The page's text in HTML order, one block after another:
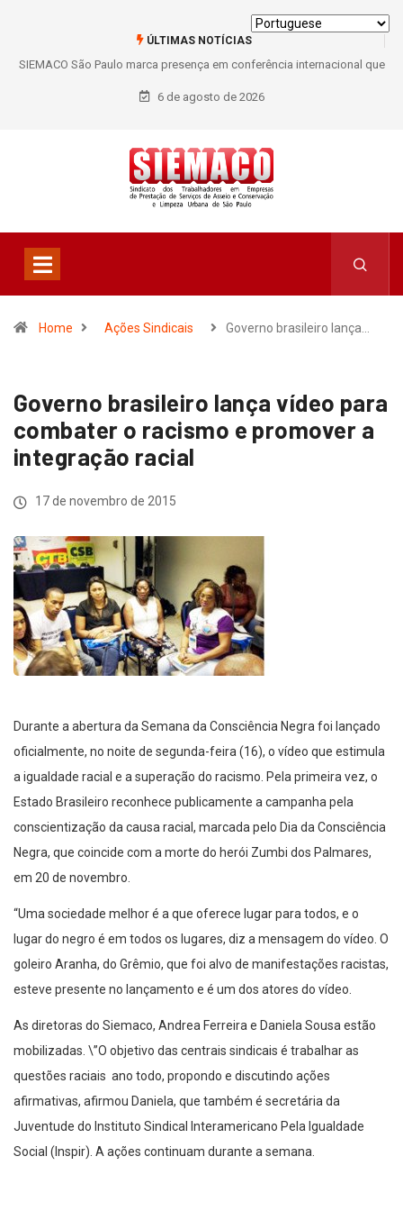
ÚLTIMAS NOTÍCIAS
SIEMACO São Paulo marca presença em conferência internacional que
debate os desafios do setor de limpeza e segurança
6 de agosto de 2026
Home Ações Sindicais Governo brasileiro lança…
Governo brasileiro lança vídeo para
combater o racismo e promover a
integração racial
17 de novembro de 2015
Durante a abertura da Semana da Consciência Negra foi lançado
oficialmente, no noite de segunda-feira (16), o vídeo que estimula
a igualdade racial e a superação do racismo. Pela primeira vez, o
Estado Brasileiro reconhece publicamente a campanha pela
conscientização da causa racial, marcada pelo Dia da Consciência
Negra, que coincide com a morte do herói Zumbi dos Palmares,
em 20 de novembro.
“Uma sociedade melhor é a que oferece lugar para todos, e o
lugar do negro é em todos os lugares, diz a mensagem do vídeo. O
goleiro Aranha, do Grêmio, que foi alvo de manifestações racistas,
esteve presente no lançamento e é um dos atores do vídeo.
As diretoras do Siemaco, Andrea Ferreira e Daniela Sousa estão
mobilizadas. \”O objetivo das centrais sindicais é trabalhar as
questões raciais ano todo, propondo e discutindo ações
afirmativas, afirmou Daniela, que também é secretária da
Juventude do Instituto Sindical Interamericano Pela Igualdade
Social (Inspir). A ações continuam durante a semana.